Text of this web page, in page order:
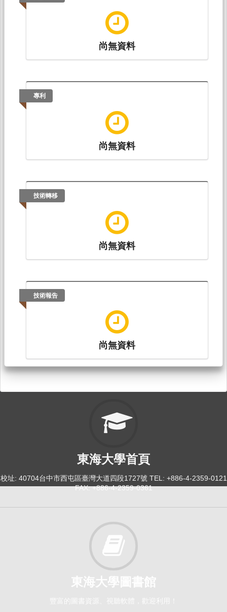
尚無資料
專利
尚無資料
技術轉移
尚無資料
技術報告
尚無資料
東海大學首頁
校址: 40704台中市西屯區臺灣大道四段1727號 TEL: +886-4-2359-0121
FAX: +886-4-2359-0361
東海大學圖書館
豐富的圖書資源、視聽軟體，歡迎利用！